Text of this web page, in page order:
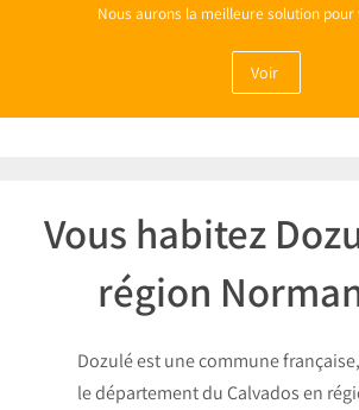
Nous aurons la meilleure solution
Voir
Vous habitez
région
Dozulé est une commune
le département du Calvados en